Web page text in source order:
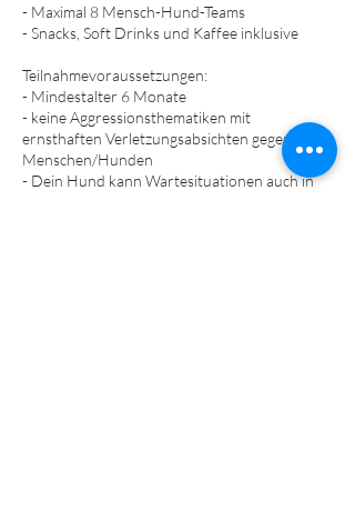
- Maximal 8 Mensch-Hund-Teams
- Snacks, Soft Drinks und Kaffee inklusive
Teilnahmevoraussetzungen:
- Mindestalter 6 Monate
- keine Aggressionsthematiken mit
ernsthaften Verletzungsabsichten gegenüber
Menschen/Hunden
- Dein Hund kann Wartesituationen auch in